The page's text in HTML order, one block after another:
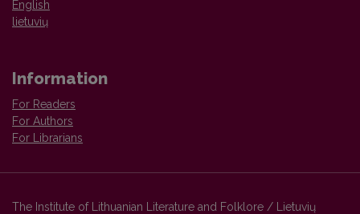
English
lietuvių
Information
For Readers
For Authors
For Librarians
The Institute of Lithuanian Literature and Folklore / Lietuvių